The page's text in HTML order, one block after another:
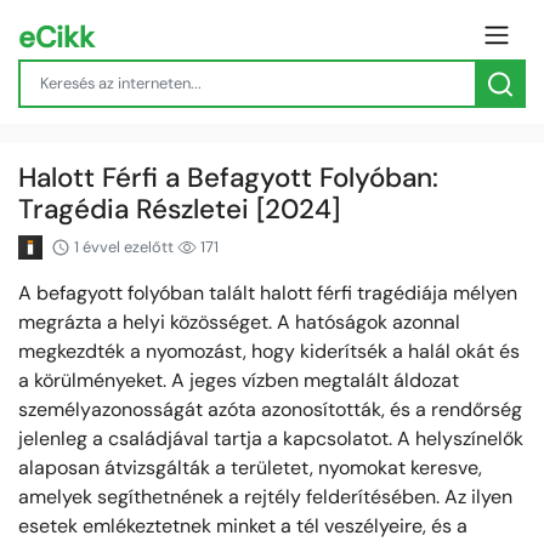
eCikk
Halott Férfi a Befagyott Folyóban:
Tragédia Részletei [2024]
1 évvel ezelőtt 171
A befagyott folyóban talált halott férfi tragédiája mélyen
megrázta a helyi közösséget. A hatóságok azonnal
megkezdték a nyomozást, hogy kiderítsék a halál okát és
a körülményeket. A jeges vízben megtalált áldozat
személyazonosságát azóta azonosították, és a rendőrség
jelenleg a családjával tartja a kapcsolatot. A helyszínelők
alaposan átvizsgálták a területet, nyomokat keresve,
amelyek segíthetnének a rejtély felderítésében. Az ilyen
esetek emlékeztetnek minket a tél veszélyeire, és a